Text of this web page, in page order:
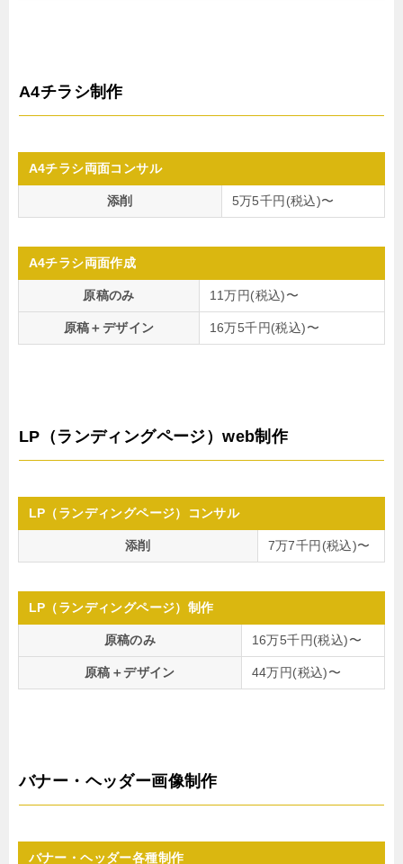
A4チラシ制作
A4チラシ両面コンサル
添削 5万5千円(税込)〜
A4チラシ両面作成
原稿のみ 11万円(税込)〜
原稿＋デザイン 16万5千円(税込)〜
LP（ランディングページ）web制作
LP（ランディングページ）コンサル
添削 7万7千円(税込)〜
LP（ランディングページ）制作
原稿のみ 16万5千円(税込)〜
原稿＋デザイン 44万円(税込)〜
バナー・ヘッダー画像制作
バナー・ヘッダー各種制作